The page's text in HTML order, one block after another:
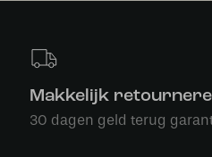
Makkelijk
30 dagen geld terug